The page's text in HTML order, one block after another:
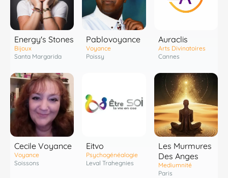
Energy's Stones
Bijoux
Santa Margarida
Pablovoyance
Voyance
Poissy
Auraclis
Arts Divinatoires
Cannes
Cecile Voyance
Voyance
Soissons
Eitvo
Psychogénéalogie
Leval Trahegnies
Les Murmures
Des Anges
Mediumnité
Paris